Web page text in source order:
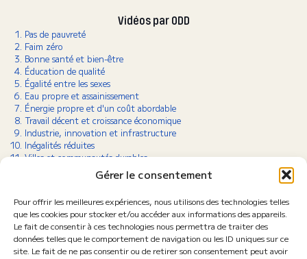
Gérer le consentement
Pour offrir les meilleures expériences, nous utilisons des technologies telles
que les cookies pour stocker et/ou accéder aux informations des appareils.
Le fait de consentir à ces technologies nous permettra de traiter des
données telles que le comportement de navigation ou les ID uniques sur ce
site. Le fait de ne pas consentir ou de retirer son consentement peut avoir
Vidéos par ODD
Pas de pauvreté
Faim zéro
Bonne santé et bien-être
Éducation de qualité
Égalité entre les sexes
Eau propre et assainissement
Énergie propre et d'un coût abordable
Travail décent et croissance économique
Industrie, innovation et infrastructure
Inégalités réduites
Villes et communautés durables
Consommation et production responsables
Lutte contre le changement climatique
Vie terrestre
Paix, justice et institutions efficaces
Partenariats pour la réalisation des objectifs